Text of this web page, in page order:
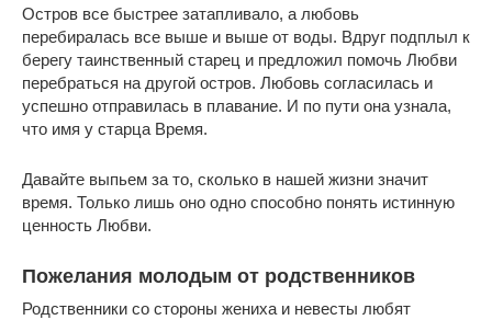
Остров все быстрее затапливало, а любовь
перебиралась все выше и выше от воды. Вдруг подплыл к
берегу таинственный старец и предложил помочь Любви
перебраться на другой остров. Любовь согласилась и
успешно отправилась в плавание. И по пути она узнала,
что имя у старца Время.
Давайте выпьем за то, сколько в нашей жизни значит
время. Только лишь оно одно способно понять истинную
ценность Любви.
Пожелания молодым от родственников
Родственники со стороны жениха и невесты любят